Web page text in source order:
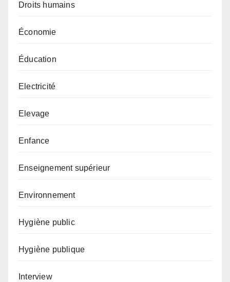
Droits humains
Économie
Éducation
Electricité
Elevage
Enfance
Enseignement supérieur
Environnement
Hygiène public
Hygiène publique
Interview